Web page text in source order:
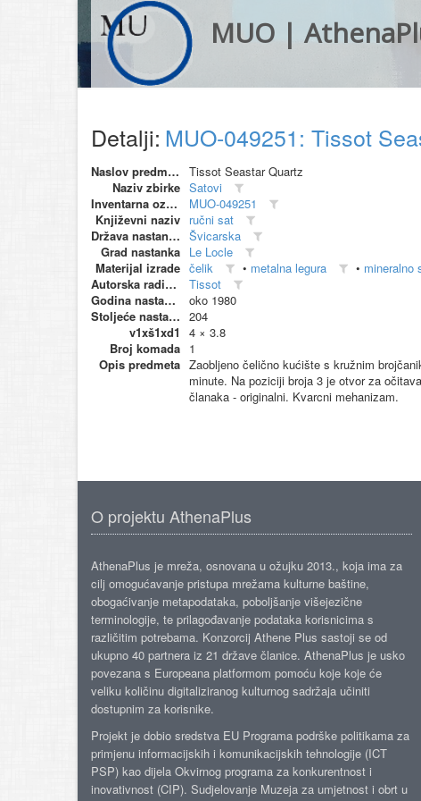
MUO |
Detalji: MUO-049251: Tissot
Naslov predmeta
Tissot Seastar Quartz
Naziv zbirke Satovi
Inventarna oznaka
MUO-049251
Književni naziv ručni sat
Država nastanka Švicarska
Grad nastanka Le Locle
Materijal izrade čelik • metalna legura • mineralno
Autorska radionica (proizvođač)
Tissot
Godina nastanka
oko 1980
Stoljeće nastanka 204
v1xš1xd1
4 × 3.8
Broj komada 1
Opis predmeta Zaobljeno čelično kućište s kružnim
minute. Na poziciji broja 3 je otvor za
članaka - originalni. Kvarcni mehanizam.
O projektu AthenaPlus
AthenaPlus je mreža, osnovana u ožujku 2013., koja ima za
cilj omogućavanje pristupa mrežama kulturne baštine,
obogaćivanje metapodataka, poboljšanje višejezične
terminologije, te prilagođavanje podataka korisnicima s
različitim potrebama. Konzorcij Athene Plus sastoji se od
ukupno 40 partnera iz 21 države članice. AthenaPlus je usko
povezana s Europeana platformom pomoću koje koje će
veliku količinu digitaliziranog kulturnog sadržaja učiniti
dostupnim za korisnike.
Projekt je dobio sredstva EU Programa podrške politikama za
primjenu informacijskih i komunikacijskih tehnologije (ICT
PSP) kao dijela Okvirnog programa za konkurentnost i
inovativnost (CIP). Sudjelovanje Muzeja za umjetnost i obrt u